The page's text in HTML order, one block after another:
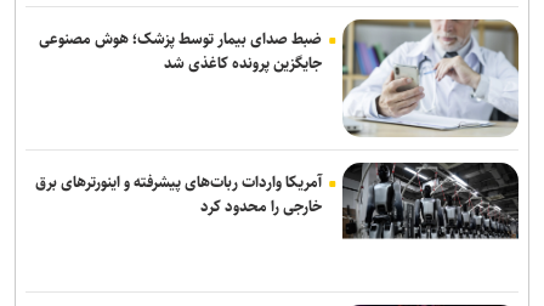
برنامه‌ریزی مغز، مانع لاغر شدن‌ شماستضبط صدای بیمار توسط پزشک؛ هوش مصنوعی
جایگزین پرونده کاغذی شد
آمریکا واردات ربات‌های پیشرفته و اینورترهای برق
خارجی را محدود کرد